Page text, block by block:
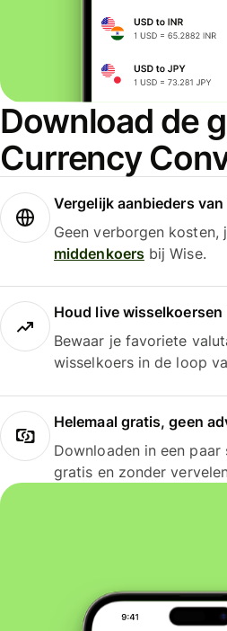
Download de
Currency
Vergelijk aanbieders
Geen verborgen
middenkoersbij Wise.
Houd live wisselkoersen
Bewaar je favoriete
wisselkoers in de loop
Helemaal gratis, geen
Downloaden in een paar
gratis en zonder